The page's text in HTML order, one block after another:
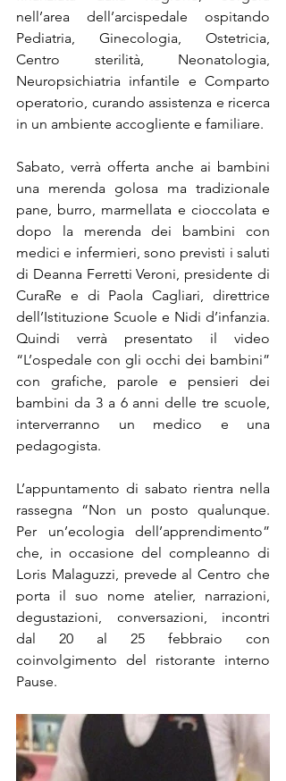
nell’area dell’arcispedale ospitando
Pediatria, Ginecologia, Ostetricia,
Centro sterilità, Neonatologia,
Neuropsichiatria infantile e Comparto
operatorio, curando assistenza e ricerca
in un ambiente accogliente e familiare.
Sabato, verrà offerta anche ai bambini
una merenda golosa ma tradizionale
pane, burro, marmellata e cioccolata e
dopo la merenda dei bambini con
medici e infermieri, sono previsti i saluti
di Deanna Ferretti Veroni, presidente di
CuraRe e di Paola Cagliari, direttrice
dell’Istituzione Scuole e Nidi d’infanzia.
Quindi verrà presentato il video
“L’ospedale con gli occhi dei bambini”
con grafiche, parole e pensieri dei
bambini da 3 a 6 anni delle tre scuole,
interverranno un medico e una
pedagogista.
L’appuntamento di sabato rientra nella
rassegna “Non un posto qualunque.
Per un’ecologia dell’apprendimento”
che, in occasione del compleanno di
Loris Malaguzzi, prevede al Centro che
porta il suo nome atelier, narrazioni,
degustazioni, conversazioni, incontri
dal 20 al 25 febbraio con
coinvolgimento del ristorante interno
Pause.